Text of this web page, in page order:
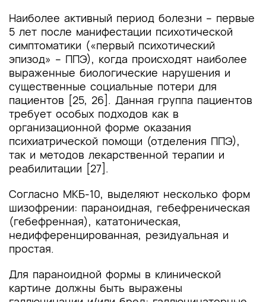
Наиболее активный период болезни – первые
5 лет после манифестации психотической
симптоматики («первый психотический
эпизод» – ППЭ), когда происходят наиболее
выраженные биологические нарушения и
существенные социальные потери для
пациентов [25, 26]. Данная группа пациентов
требует особых подходов как в
организационной форме оказания
психиатрической помощи (отделения ППЭ),
так и методов лекарственной терапии и
реабилитации [27].
Согласно МКБ-10, выделяют несколько форм
шизофрении: параноидная, гебефреническая
(гебефренная), кататоническая,
недифференцированная, резидуальная и
простая.
Для параноидной формы в клинической
картине должны быть выражены